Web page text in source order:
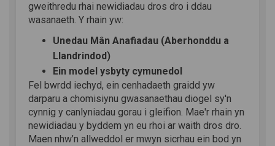
gweithredu rhai newidiadau dros dro i ddau
wasanaeth. Y rhain yw:
Unedau Mân Anafiadau (Aberhonddu a
Llandrindod)
Ein model ysbyty cymunedol
Fel bwrdd iechyd, ein cenhadaeth graidd yw
darparu a chomisiynu gwasanaethau diogel sy'n
cynnig y canlyniadau gorau i gleifion. Mae'r rhain yn
newidiadau y byddem yn eu rhoi ar waith dros dro.
Maen nhw’n allweddol er mwyn sicrhau ein bod yn